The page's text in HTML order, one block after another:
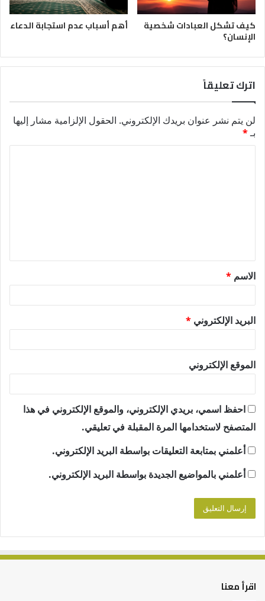
كيف تشكل العبادات شخصية
الإنسان؟
أهم أسباب عدم استجابة الدعاء
اترك تعليقاً
لن يتم نشر عنوان بريدك الإلكتروني. الحقول الإلزامية مشار إليها
بـ*
ق
*
الاسم *
البريد الإلكتروني *
الموقع الإلكتروني
احفظ اسمي، بريدي الإلكتروني، والموقع الإلكتروني في هذا
المتصفح لاستخدامها المرة المقبلة في تعليقي.
أعلمني بمتابعة التعليقات بواسطة البريد الإلكتروني.
أعلمني بالمواضيع الجديدة بواسطة البريد الإلكتروني.
اقرأ معنا